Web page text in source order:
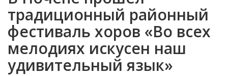
традиционный районный
фестиваль хоров «Во всех
мелодиях искусен наш
удивительный язык»